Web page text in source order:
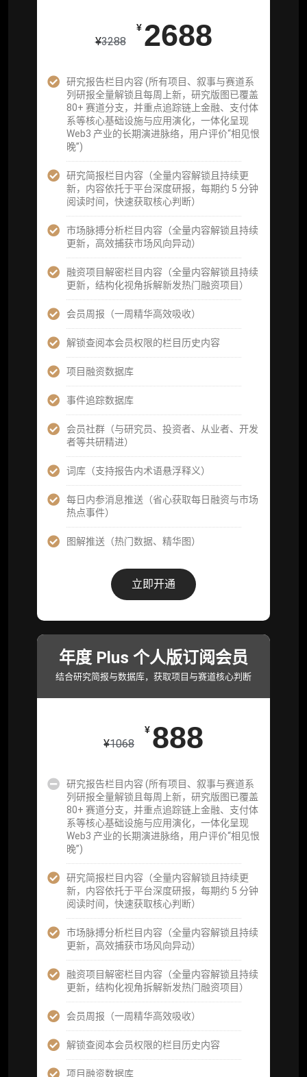
¥3288
¥ 2688
研究报告栏目内容 (所有项目、叙事与赛道系
列研报全量解锁且每周上新，研究版图已覆盖
80+ 赛道分支，并重点追踪链上金融、支付体
系等核心基础设施与应用演化，一体化呈现
Web3 产业的长期演进脉络，用户评价“相见恨
晚”)
研究简报栏目内容（全量内容解锁且持续更
新，内容依托于平台深度研报，每期约 5 分钟
阅读时间，快速获取核心判断）
市场脉搏分析栏目内容（全量内容解锁且持续
更新，高效捕获市场风向异动）
融资项目解密栏目内容（全量内容解锁且持续
更新，结构化视角拆解新发热门融资项目）
会员周报（一周精华高效吸收）
解锁查阅本会员权限的栏目历史内容
项目融资数据库
事件追踪数据库
会员社群（与研究员、投资者、从业者、开发
者等共研精进）
词库（支持报告内术语悬浮释义）
每日内参消息推送（省心获取每日融资与市场
热点事件）
图解推送（热门数据、精华图）
立即开通
年度 Plus 个人版订阅会员
结合研究简报与数据库，获取项目与赛道核心判断
¥1068
¥ 888
研究报告栏目内容 (所有项目、叙事与赛道系
列研报全量解锁且每周上新，研究版图已覆盖
80+ 赛道分支，并重点追踪链上金融、支付体
系等核心基础设施与应用演化，一体化呈现
Web3 产业的长期演进脉络，用户评价“相见恨
晚”)
研究简报栏目内容（全量内容解锁且持续更
新，内容依托于平台深度研报，每期约 5 分钟
阅读时间，快速获取核心判断）
市场脉搏分析栏目内容（全量内容解锁且持续
更新，高效捕获市场风向异动）
融资项目解密栏目内容（全量内容解锁且持续
更新，结构化视角拆解新发热门融资项目）
会员周报（一周精华高效吸收）
解锁查阅本会员权限的栏目历史内容
项目融资数据库
26800
服)
机构增强研究包（在每期研报基础上，进一步
提供一页纸格局图、机构视角附录、结构化数
据集与定向持续追踪数据库，将研报内容沉淀
为可复用、可复核、可持续追踪的机构级研究
资产）
定制化研究服务（1次，课题/选题经审核通过
后，由业内享有盛誉的研究团队为你开展专项
研究，并交付一份完整研究报告）
重点研究方向前瞻栏目（获取重点赛道、项目
及研究方向预告，提前了解核心观察变量与后
续研究计划）
提前获取研报权（ 3 次，官方发布研报预告后
可根据请求领先市场以提前解锁）
分析师 1 对 1 沟通（1 小时，话题需审核）
分析师专属答疑服务（3 次提问，话题需审
淀内容）​
研精进）
可下载报告 PDF 版（12 次/年）
供，2次/年)
列研报全量解锁且每周上新，研究版图已覆盖
80+ 赛道分支，并重点追踪链上金融、支付体
系等核心基础设施与应用演化，一体化呈现
研究简报栏目内容（内容依托于研报，快速获
取研究对象核心判断）
市场脉搏分析、融资项目解密栏目内容（持续
项目融资数据库
会员周报（一周精华高效吸收）
解锁本会员权限的栏目历史内容
词库（支持报告内术语悬浮释义）
每日内参消息推送
研究方向沟通与反馈
定制化研究报告折扣（9.5 折）
立即开通